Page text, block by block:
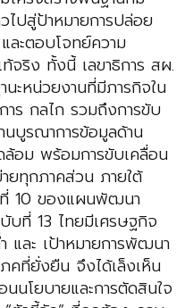
ไปสู่ป้าหมายการปล่อย
ละตอบโจทย์ความ
จริง ทั้งนี้ เลขาธิการ สผ.
ะหน่วยงานที่มีภารกิจใน
าร กลไก รวมถึงการขับ
บูรณาการข้อมูลด้าน
ล้อม พร้อมการขับเคลื่อน
ยทุกภาคส่วน ภายใต้
10 ของแผนพัฒนา
บที่ 13 ไทยมีเศรษฐกิจ
และ เป้าหมายการพัฒนา
คที่ยั่งยืน จึงได้เล็งเห็น
นโยบายและการตัดสินใจ